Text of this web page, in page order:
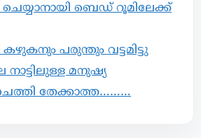
ബെഡ് റൂമിലേക്ക്
പരുന്തും വട്ടമിട്ടു
മനുഷ്യ
തേക്കാത്ത………